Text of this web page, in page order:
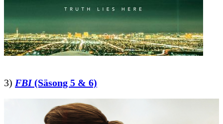
3) FBI(Säsong 5 & 6)